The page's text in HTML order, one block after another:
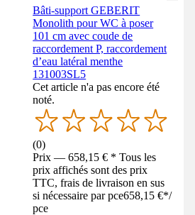
Bâti-support GEBERIT
Monolith pour WC à poser
101 cm avec coude de
raccordement P, raccordement
d’eau latéral menthe
131003SL5
Cet article n'a pas encore été
noté.
(0)
Prix — 658,15 € * Tous les
prix affichés sont des prix
TTC, frais de livraison en sus
si nécessaire par pce658,15 €*/
pce